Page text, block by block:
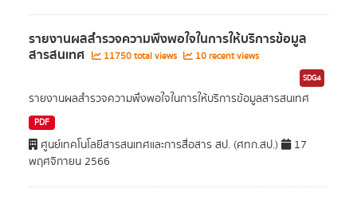
รายงานผลสำรวจความพึงพอใจในการให้บริการข้อมูล
สารสนเทศ 11750 total views 10 recent views
SDG4
รายงานผลสำรวจความพึงพอใจในการให้บริการข้อมูลสารสนเทศ
PDF
ศูนย์เทคโนโลยีสารสนเทศและการสื่อสาร สป. (ศทก.สป.)
17
พฤศจิกายน 2566